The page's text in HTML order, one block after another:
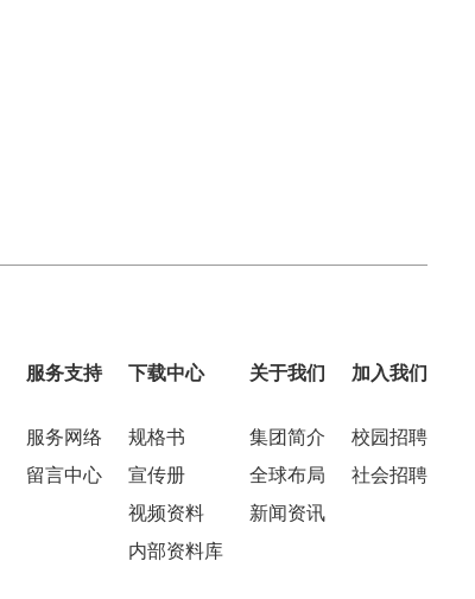
服务支持
服务网络
留言中心
下载中心
规格书
宣传册
视频资料
内部资料库
关于我们
集团简介
全球布局
新闻资讯
加入我们
校园招聘
社会招聘